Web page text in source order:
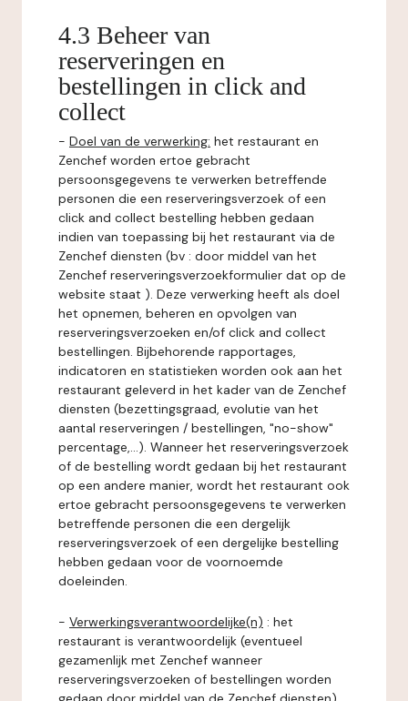
4.3 Beheer van
reserveringen en
bestellingen in click and
collect
- Doel van de verwerking: het restaurant en
Zenchef worden ertoe gebracht
persoonsgegevens te verwerken betreffende
personen die een reserveringsverzoek of een
click and collect bestelling hebben gedaan
indien van toepassing bij het restaurant via de
Zenchef diensten (bv : door middel van het
Zenchef reserveringsverzoekformulier dat op de
website staat ). Deze verwerking heeft als doel
het opnemen, beheren en opvolgen van
reserveringsverzoeken en/of click and collect
bestellingen. Bijbehorende rapportages,
indicatoren en statistieken worden ook aan het
restaurant geleverd in het kader van de Zenchef
diensten (bezettingsgraad, evolutie van het
aantal reserveringen / bestellingen, "no-show"
percentage,...). Wanneer het reserveringsverzoek
of de bestelling wordt gedaan bij het restaurant
op een andere manier, wordt het restaurant ook
ertoe gebracht persoonsgegevens te verwerken
betreffende personen die een dergelijk
reserveringsverzoek of een dergelijke bestelling
hebben gedaan voor de voornoemde
doeleinden.
- Verwerkingsverantwoordelijke(n) : het
restaurant is verantwoordelijk (eventueel
gezamenlijk met Zenchef wanneer
reserveringsverzoeken of bestellingen worden